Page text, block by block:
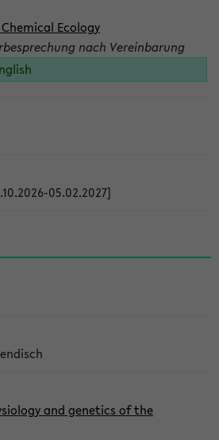
Ecology
nach Vereinbarung
05.02.2027]
and genetics of the